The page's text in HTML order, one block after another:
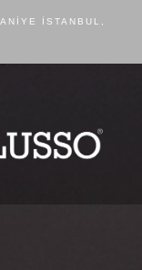
İSTANBUL,